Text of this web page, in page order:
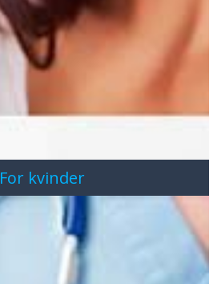
For kvinder